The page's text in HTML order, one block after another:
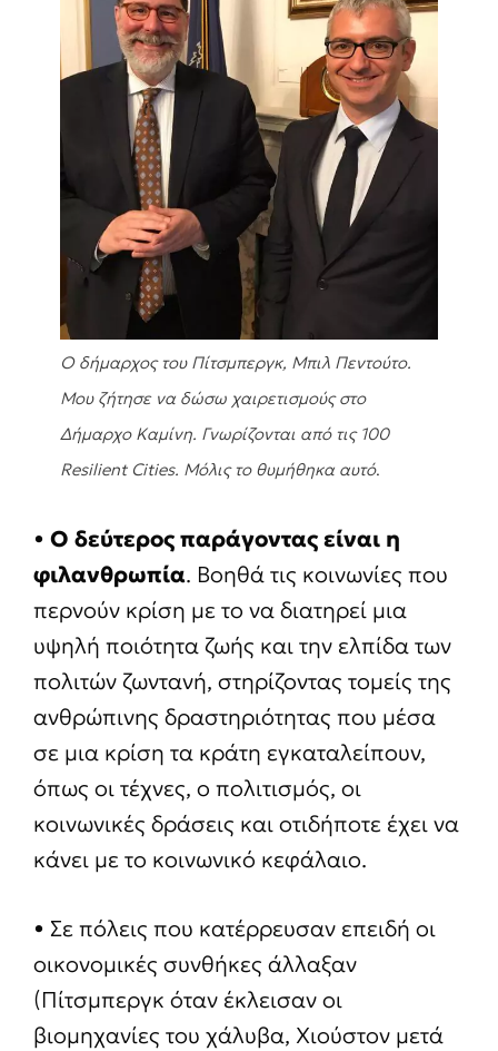
Ο δήμαρχος του Πίτσμπεργκ, Μπιλ Πεντούτο.
Μου ζήτησε να δώσω χαιρετισμούς στο
Δήμαρχο Καμίνη. Γνωρίζονται από τις 100
Resilient Cities. Μόλις το θυμήθηκα αυτό.
• Ο δεύτερος παράγοντας είναι η
φιλανθρωπία. Βοηθά τις κοινωνίες που
περνούν κρίση με το να διατηρεί μια
υψηλή ποιότητα ζωής και την ελπίδα των
πολιτών ζωντανή, στηρίζοντας τομείς της
ανθρώπινης δραστηριότητας που μέσα
σε μια κρίση τα κράτη εγκαταλείπουν,
όπως οι τέχνες, ο πολιτισμός, οι
κοινωνικές δράσεις και οτιδήποτε έχει να
κάνει με το κοινωνικό κεφάλαιο.
• Σε πόλεις που κατέρρευσαν επειδή οι
οικονομικές συνθήκες άλλαξαν
(Πίτσμπεργκ όταν έκλεισαν οι
βιομηχανίες του χάλυβα, Χιούστον μετά